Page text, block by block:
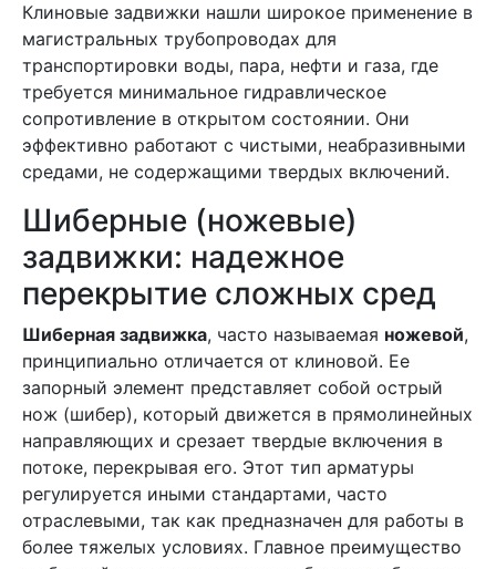
Клиновые задвижки нашли широкое применение в
магистральных трубопроводах для
транспортировки воды, пара, нефти и газа, где
требуется минимальное гидравлическое
сопротивление в открытом состоянии. Они
эффективно работают с чистыми, неабразивными
средами, не содержащими твердых включений.
Шиберные (ножевые)
задвижки: надежное
перекрытие сложных сред
Шиберная задвижка, часто называемая ножевой,
принципиально отличается от клиновой. Ее
запорный элемент представляет собой острый
нож (шибер), который движется в прямолинейных
направляющих и срезает твердые включения в
потоке, перекрывая его. Этот тип арматуры
регулируется иными стандартами, часто
отраслевыми, так как предназначен для работы в
более тяжелых условиях. Главное преимущество